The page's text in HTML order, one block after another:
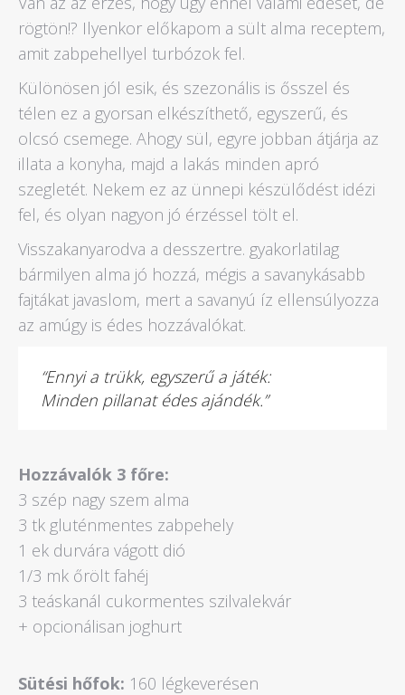
rögtön!? Ilyenkor előkapom a sült alma receptem,
amit zabpehellyel turbózok fel.
Különösen jól esik, és szezonális is ősszel és
télen ez a gyorsan elkészíthető, egyszerű, és
olcsó csemege. Ahogy sül, egyre jobban átjárja az
illata a konyha, majd a lakás minden apró
szegletét. Nekem ez az ünnepi készülődést idézi
fel, és olyan nagyon jó érzéssel tölt el.
Visszakanyarodva a desszertre. gyakorlatilag
bármilyen alma jó hozzá, mégis a savanykásabb
fajtákat javaslom, mert a savanyú íz ellensúlyozza
az amúgy is édes hozzávalókat.
“Ennyi a trükk, egyszerű a játék:
Minden pillanat édes ajándék.”
Hozzávalók 3 főre:
3 szép nagy szem alma
3 tk gluténmentes zabpehely
1 ek durvára vágott dió
1/3 mk őrölt fahéj
3 teáskanál cukormentes szilvalekvár
+ opcionálisan joghurt
Sütési hőfok: 160 légkeverésen